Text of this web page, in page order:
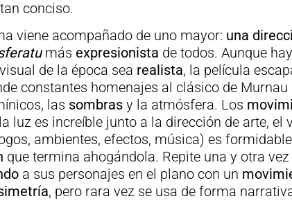
conciso.
viene acompañado de uno mayor: una
más expresionista de todos. Aunque
de la época sea realista, la película
constantes homenajes al clásico de
las sombras y la atmósfera. Los
luz es increíble junto a la dirección de arte, el
ambientes, efectos, música) es
que termina ahogándola. Repite una y otra
a sus personajes en el plano con un
, pero rara vez se usa de forma